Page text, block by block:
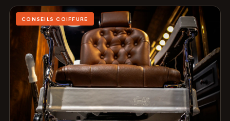
CONSEILS COIFFURE